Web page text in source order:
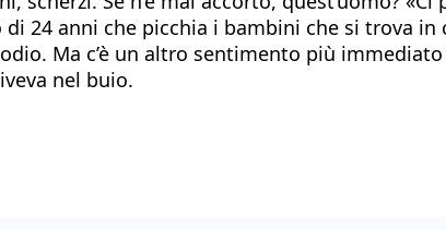
24 anni che picchia i bambini che si trova
Ma c’è un altro sentimento più
nel buio.